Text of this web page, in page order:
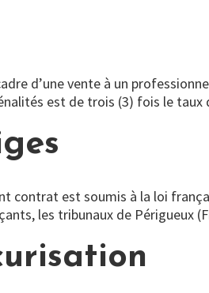
d’une vente à un
est de trois (3) fois le taux
contrat est soumis à la loi
les tribunaux de Périgueux